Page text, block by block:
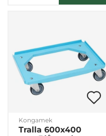
Kongamek
Tralla 600x400